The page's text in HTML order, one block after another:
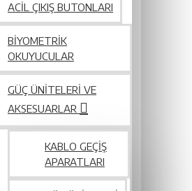
ACIL ÇIKIŞ BUTONLARI
BIYOMETRIK
OKUYUCULAR
GÜÇ ÜNITELERI VE
AKSESUARLAR
KABLO GEÇIŞ
APARATLARI